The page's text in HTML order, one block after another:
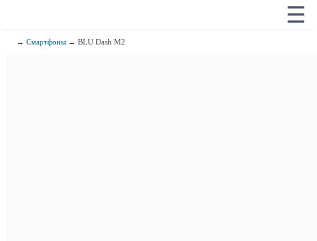
☰
→Смартфоны → BLU Dash M2